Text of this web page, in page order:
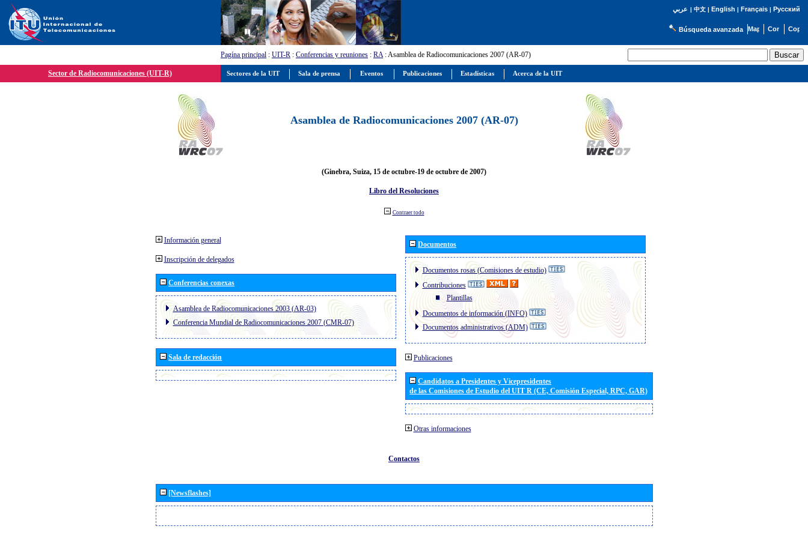
عربي | 中文| English | Français| Русский
Búsqueda avanzada
Pagína principal : UIT-R : Conferencias y reuniones : RA: Asamblea de Radiocomunicaciones 2007 (AR-07)
Sector de Radiocomunicaciones (UIT-R)
Asamblea de Radiocomunicaciones 2007 (AR-07)
(Ginebra, Suiza, 15 de octubre-19 de octubre de 2007)
Libro del Resoluciones
Contraer todo
Información general
Inscripción de delegados
Conferencias conexas
Asamblea de Radiocomunicaciones 2003 (AR-03)
Conferencia Mundial de Radiocomunicaciones 2007 (CMR-07)
Sala de redacción
Documentos
Documentos rosas (Comisiones de estudio)
Contribuciones
Plantillas
Documentos de información (INFO)
Documentos administrativos (ADM)
Publicaciones
Candidatos a Presidentes y Vicepresidentes
de las Comisiones de Estudio del UIT R (CE, Comisión Especial, RPC, GAR)
Otras informaciones
Contactos
[Newsflashes]
Sectores de la UIT Sala de prensa Eventos Publicaciones Estadísticas Acerca de la UIT